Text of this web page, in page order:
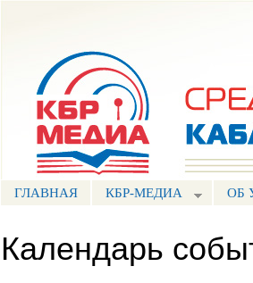
ГЛАВНАЯ КБР-МЕДИА ОБ
Календарь